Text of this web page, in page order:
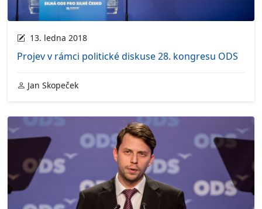
13. ledna 2018
Projev v rámci politické diskuse 28. kongresu ODS
Jan Skopeček